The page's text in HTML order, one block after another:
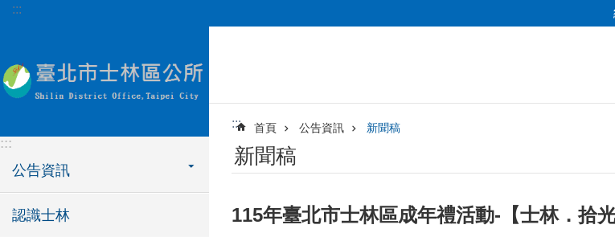
跳到主要內容區塊
:::
:::
公告資訊
認識士林
::: 首頁 公告資訊 新聞稿
新聞稿
115年臺北市士林區成年禮活動-【士林．拾